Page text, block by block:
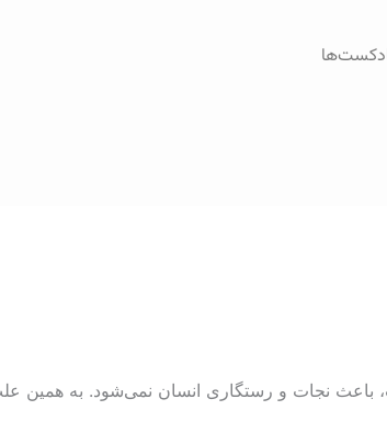
نجات و رستگاری انسان نمی‌شود. به همين